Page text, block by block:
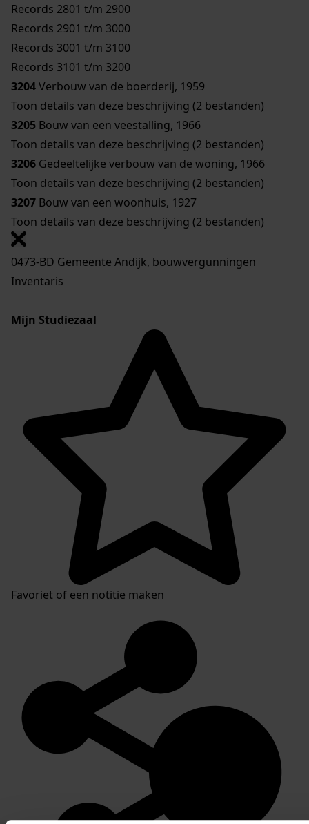
Records 2801 t/m 2900
Records 2901 t/m 3000
Records 3001 t/m 3100
Records 3101 t/m 3200
3204Verbouw van de boerderij, 1959
Toon details van deze beschrijving (2 bestanden)
3205 Bouw van een veestalling, 1966
Toon details van deze beschrijving (2 bestanden)
3206 Gedeeltelijke verbouw van de woning, 1966
Toon details van deze beschrijving (2 bestanden)
3207 Bouw van een woonhuis, 1927
Toon details van deze beschrijving (2 bestanden)
0473-BD Gemeente Andijk, bouwvergunningen
Inventaris
Mijn Studiezaal
Favoriet of een notitie maken